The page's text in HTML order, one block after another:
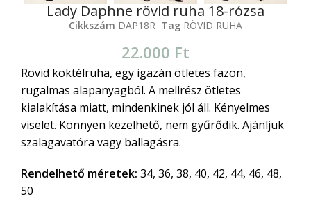
Lady Daphne rövid ruha 18-rózsa
Cikkszám DAP18R Tag RÖVID RUHA
22.000 Ft
Rövid koktélruha, egy igazán ötletes fazon,
rugalmas alapanyagból. A mellrész ötletes
kialakítása miatt, mindenkinek jól áll. Kényelmes
viselet. Könnyen kezelhető, nem gyűrődik. Ajánljuk
szalagavatóra vagy ballagásra.
Rendelhető méretek: 34, 36, 38, 40, 42, 44, 46, 48,
50